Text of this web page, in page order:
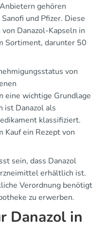
gehören
und Pfizer. Diese
Danazol-Kapseln in
Sortiment, darunter 50
von
eine wichtige Grundlage
ist Danazol als
klassifiziert.
Kauf ein Rezept von
sein, dass Danazol
erhältlich ist.
Verordnung benötigt
zu erwerben.
Danazol in